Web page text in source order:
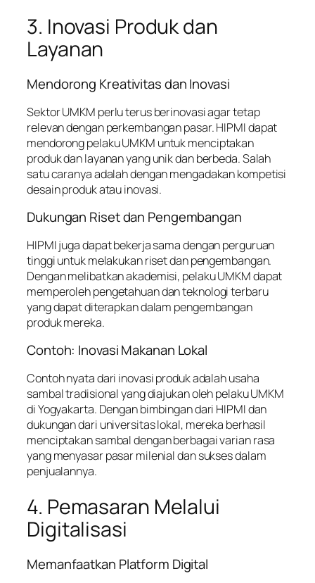
3. Inovasi Produk dan
Layanan
Mendorong Kreativitas dan Inovasi
Sektor UMKM perlu terus berinovasi agar tetap
relevan dengan perkembangan pasar. HIPMI dapat
mendorong pelaku UMKM untuk menciptakan
produk dan layanan yang unik dan berbeda. Salah
satu caranya adalah dengan mengadakan kompetisi
desain produk atau inovasi.
Dukungan Riset dan Pengembangan
HIPMI juga dapat bekerja sama dengan perguruan
tinggi untuk melakukan riset dan pengembangan.
Dengan melibatkan akademisi, pelaku UMKM dapat
memperoleh pengetahuan dan teknologi terbaru
yang dapat diterapkan dalam pengembangan
produk mereka.
Contoh: Inovasi Makanan Lokal
Contoh nyata dari inovasi produk adalah usaha
sambal tradisional yang diajukan oleh pelaku UMKM
di Yogyakarta. Dengan bimbingan dari HIPMI dan
dukungan dari universitas lokal, mereka berhasil
menciptakan sambal dengan berbagai varian rasa
yang menyasar pasar milenial dan sukses dalam
penjualannya.
4. Pemasaran Melalui
Digitalisasi
Memanfaatkan Platform Digital